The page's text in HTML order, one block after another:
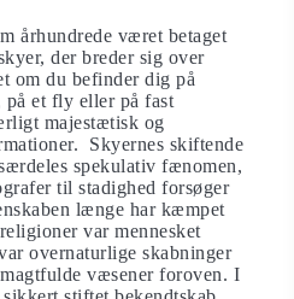
århundrede været betaget
der breder sig over
om du befinder dig på
på et fly eller på fast
majestætisk og
Skyernes skiftende
spekulativ fænomen,
til stadighed forsøger
længe har kæmpet
var mennesket
overnaturlige skabninger
væsener foroven. I